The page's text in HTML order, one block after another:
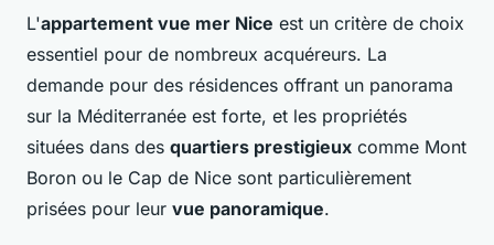
L'appartement vue mer Nice est un critère de choix
essentiel pour de nombreux acquéreurs. La
demande pour des résidences offrant un panorama
sur la Méditerranée est forte, et les propriétés
situées dans des quartiers prestigieux comme Mont
Boron ou le Cap de Nice sont particulièrement
prisées pour leur vue panoramique.